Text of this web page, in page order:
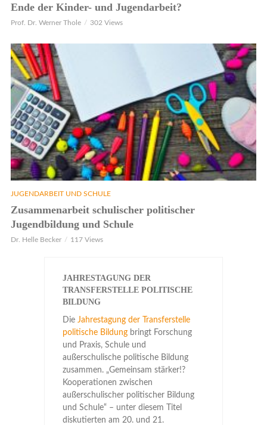
Ende der Kinder- und Jugendarbeit?
Prof. Dr. Werner Thole 302 Views
JUGENDARBEIT UND SCHULE
Zusammenarbeit schulischer politischer
Jugendbildung und Schule
Dr. Helle Becker 117 Views
JAHRESTAGUNG DER
TRANSFERSTELLE POLITISCHE
BILDUNG
Die Jahrestagung der Transferstelle
politische Bildung bringt Forschung
und Praxis, Schule und
außerschulische politische Bildung
zusammen. „Gemeinsam stärker!?
Kooperationen zwischen
außerschulischer politischer Bildung
und Schule“ – unter diesem Titel
diskutierten am 20. und 21.